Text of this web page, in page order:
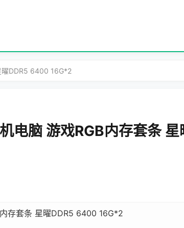
曜DDR5 6400 16G*2
电脑 游戏RGB内存套条 星
存套条 星曜DDR5 6400 16G*2